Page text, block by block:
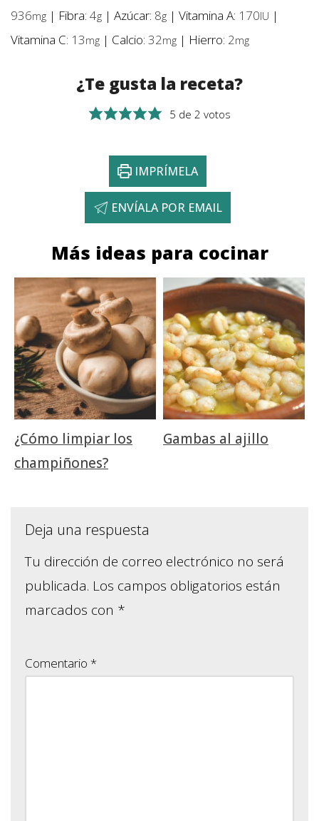
936mg | Fibra: 4g | Azúcar: 8g | Vitamina A: 170IU |
Vitamina C: 13mg | Calcio: 32mg | Hierro: 2mg
¿Te gusta la receta?
5 de 2 votos
IMPRÍMELA
ENVÍALA POR EMAIL
Más ideas para cocinar
¿Cómo limpiar los
champiñones?
Gambas al ajillo
Deja una respuesta
Tu dirección de correo electrónico no será
publicada. Los campos obligatorios están
marcados con *
Comentario *